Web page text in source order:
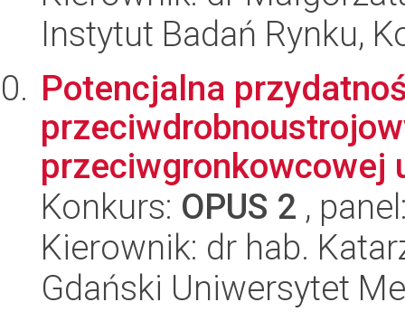
Instytut Badań Rynku,
Potencjalna
przeciwgronkowcowej
Konkurs: OPUS 2 ,
Kierownik: dr hab.
Gdański Uniwersytet